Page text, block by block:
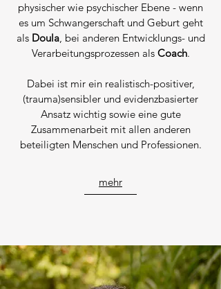
physischer wie psychischer Ebene - wenn
es um Schwangerschaft und Geburt geht
als Doula, bei anderen Entwicklungs- und
Verarbeitungsprozessen als Coach.
Dabei ist mir ein realistisch-positiver,
(trauma)sensibler und evidenzbasierter
Ansatz wichtig sowie eine gute
Zusammenarbeit mit allen anderen
beteiligten Menschen und Professionen.
mehr